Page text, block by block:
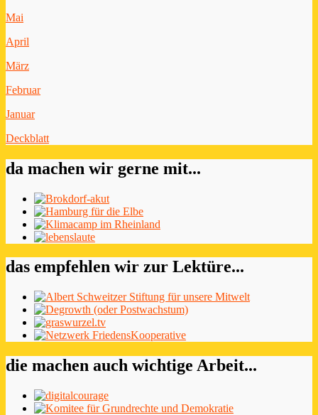
Mai
April
März
Februar
Januar
Deckblatt
da machen wir gerne mit...
das empfehlen wir zur Lektüre...
die machen auch wichtige Arbeit...